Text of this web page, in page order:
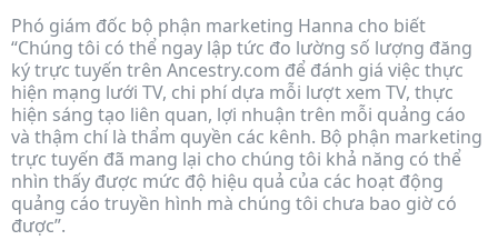
Phó giám đốc bộ phận marketing Hanna cho biết
“Chúng tôi có thể ngay lập tức đo lường số lượng đăng
ký trực tuyến trên Ancestry.com để đánh giá việc thực
hiện mạng lưới TV, chi phí dựa mỗi lượt xem TV, thực
hiện sáng tạo liên quan, lợi nhuận trên mỗi quảng cáo
và thậm chí là thẩm quyền các kênh. Bộ phận marketing
trực tuyến đã mang lại cho chúng tôi khả năng có thể
nhìn thấy được mức độ hiệu quả của các hoạt động
quảng cáo truyền hình mà chúng tôi chưa bao giờ có
được”.